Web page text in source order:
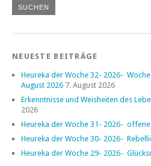
NEUESTE BEITRÄGE
Heureka der Woche 32- 2026-
August 2026 7. August 2026
Erkenntnisse und Weisheiten des
2026
Heureka der Woche 31- 2026- offene
Heureka der Woche 30- 2026-
Heureka der Woche 29- 2026-